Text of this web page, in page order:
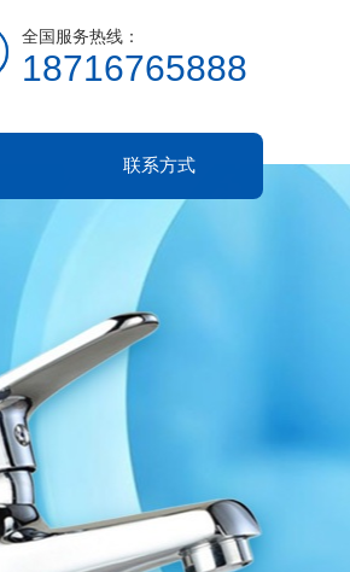
全国服务热线：
18716765888
联系方式